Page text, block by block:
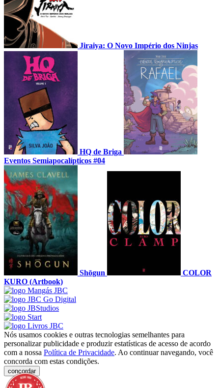
Jiraiya: O Novo Império dos Ninjas
HQ de Briga
Eventos Semiapocalípticos #04
Shōgun
COLOR
KURO (Artbook)
Nós usamos cookies e outras tecnologias semelhantes para
personalizar publicidade e produzir estatísticas de acesso de acordo
com a nossa Política de Privacidade. Ao continuar navegando, você
concorda com estas condições.
concordar